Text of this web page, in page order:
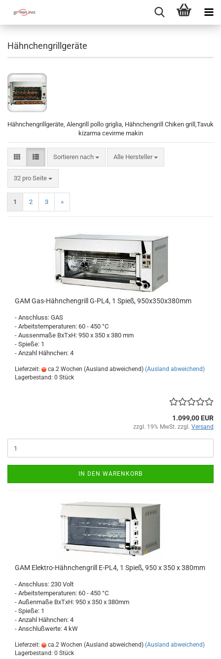
Hähnchengrillgeräte
Hähnchengrillgeräte, Alengrill pollo griglia, Hähnchengrill Chiken grill,Tavuk
kizarma cevirme makin
Sortieren nach
Sortieren nach Alle Hersteller
32 pro Seite
pro Seite
1 2 3 »
GAM Gas-Hähnchengrill G-PL4, 1 Spieß, 950x350x380mm
- Anschluss: GAS
- Arbeitstemperaturen: 60 - 450 °C
- Aussenmaße BxTxH: 950 x 350 x 380 mm
- Spieße: 1
- Anzahl Hähnchen: 4
Lieferzeit: ca.2 Wochen (Ausland abweichend) (Ausland abweichend)
Lagerbestand: 0 Stück
1.099,00 EUR
zzgl. 19% MwSt. zzgl. Versand
IN DEN WARENKORB
GAM Elektro-Hähnchengrill E-PL4, 1 Spieß, 950 x 350 x 380mm
- Anschluss: 230 Volt
- Arbeitstemperaturen: 60 - 450 °C
- Außenmaße BxTxH: 950 x 350 x 380mm
- Spieße: 1
- Anzahl Hähnchen: 4
- Anschlußwerte: 4 kW
Lieferzeit: ca.2 Wochen (Ausland abweichend) (Ausland abweichend)
Lagerbestand: 0 Stück